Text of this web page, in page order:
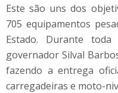
Este são uns dos
705 equipamentos
Estado. Durante toda
governador Silval
fazendo a entrega
carregadeiras e moto-